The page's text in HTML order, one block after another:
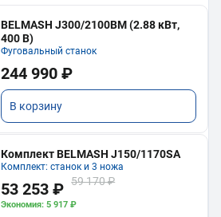
BELMASH J300/2100ВМ (2.88 кВт,
400 В)
Фуговальный станок
244 990 ₽
В корзину
Комплект BELMASH J150/1170SA
Комплект: станок и 3 ножа
53 253 ₽ 59 170 ₽
Экономия: 5 917 ₽